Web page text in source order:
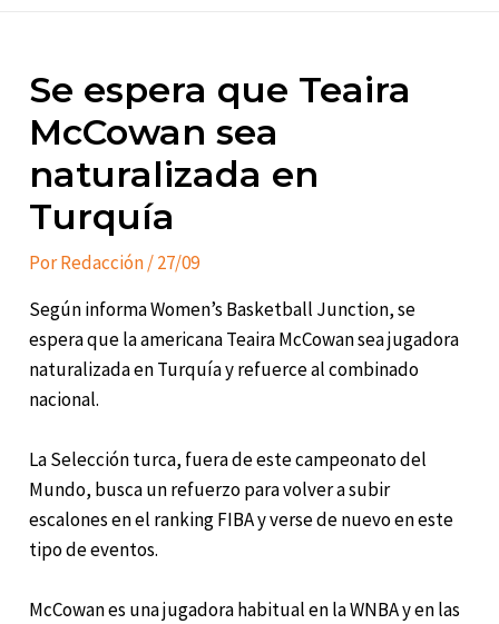
Se espera que Teaira
McCowan sea
naturalizada en
Turquía
PorRedacción/27/09
Según informa Women’s Basketball Junction, se
espera que la americana Teaira McCowan sea jugadora
naturalizada en Turquía y refuerce al combinado
nacional.
La Selección turca, fuera de este campeonato del
Mundo, busca un refuerzo para volver a subir
escalones en el ranking FIBA y verse de nuevo en este
tipo de eventos.
McCowan es una jugadora habitual en la WNBA y en las